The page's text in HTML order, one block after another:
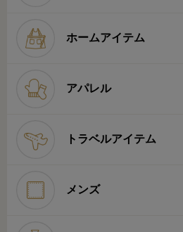
ホームアイテム
アパレル
トラベルアイテム
メンズ